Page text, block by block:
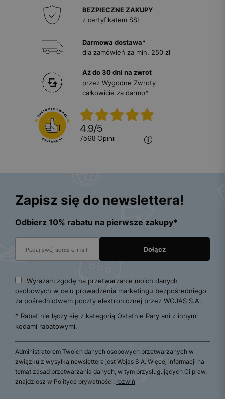
BEZPIECZNE ZAKUPY
z certyfikatem SSL
Darmowa dostawa*
dla zamówień za min. 250 zł
Aż do 30 dni na zwrot
przez Wygodne Zwroty
całkowicie za darmo*
4.9/5
7568 opinii
Zapisz się do newslettera!
Odbierz 10% rabatu na pierwsze zakupy*
Wyrażam zgodę na przetwarzanie moich danych
osobowych w celu prowadzenia marketingu bezpośredniego
za pośrednictwem poczty elektronicznej przez WOJAS S.A.
* Rabat nie łączy się z kategorią Ostatnie Pary ani z innymi
kodami rabatowymi.
Administratorem Twoich danych osobowych przetwarzanych w
związku z wysyłką newslettera jest Wojas S.A. Więcej informacji na
temat zasad przetwarzania danych, w tym przysługujących Ci praw,
znajdziesz w Polityce prywatności: rozwiń